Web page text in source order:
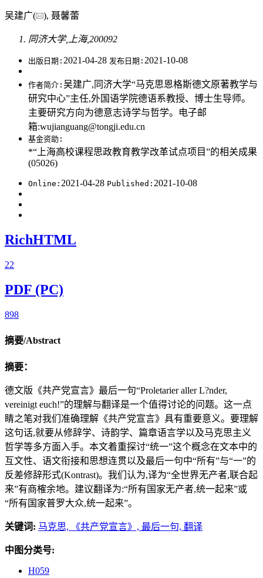
吴建广( ), 聂馨蕾
同济大学,上海,200092
出版日期: 2021-04-28 发布日期: 2021-10-08
作者简介: 吴建广,同济大学“马克思恩格斯德文原著教学与
研究中心”主任,外国语学院德语系教授、博士生导师。
主要研究方向为德意志诗学与哲学。电子邮
箱:wujianguang@tongji.edu.cn
基金资助:
*“上海高校课程思政教育教学改革试点项目”的相关成果
(05026)
Online: 2021-04-28 Published: 2021-10-08
RichHTML
22
PDF (PC)
898
摘要/Abstract
摘要：
德文版《共产党宣言》最后一句“Proletarier aller L?nder,
vereinigt euch!”的理解与翻译是一个值得讨论的问题。这一点
睛之笔对我们准确理解《共产党宣言》具有重要意义。要理解
这句话,就要从修辞学、诗韵学、篇章语言学以及马克思主义
哲学等多方面入手。本文着重探讨“统一”这个概念在文本中的
互文性、语文衔接和思想连贯以及最后一句中“所有”与“一”的
反差修辞形式(Kontrast)。我们认为,译为“全世界无产者,联合起
来”有商榷余地。建议翻译为:“所有国家无产者,统一起来”或
“所有国家普罗大众,统一起来”。
关键词: 马克思, 《共产党宣言》, 最后一句, 翻译
中图分类号:
H059